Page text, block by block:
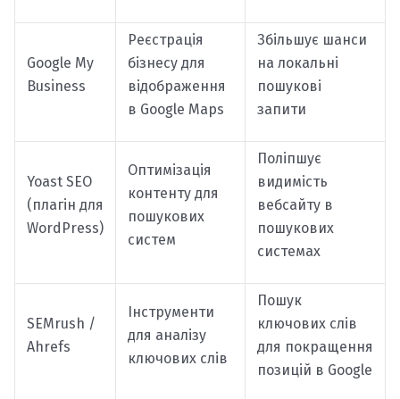
Google My
Business
Реєстрація
бізнесу для
відображення
в Google Maps
Збільшує шанси
на локальні
пошукові
запити
Yoast SEO
(плагін для
WordPress)
Оптимізація
контенту для
пошукових
систем
Поліпшує
видимість
вебсайту в
пошукових
системах
SEMrush /
Ahrefs
Інструменти
для аналізу
ключових слів
Пошук
ключових слів
для покращення
позицій в Google